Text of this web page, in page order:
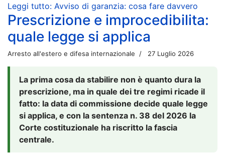
Leggi tutto: Avviso di garanzia: cosa fare davvero
Prescrizione e improcedibilita:
quale legge si applica
Arresto all'estero e difesa internazionale 27 Luglio 2026
La prima cosa da stabilire non è quanto dura la
prescrizione, ma in quale dei tre regimi ricade il
fatto: la data di commissione decide quale legge
si applica, e con la sentenza n. 38 del 2026 la
Corte costituzionale ha riscritto la fascia
centrale.